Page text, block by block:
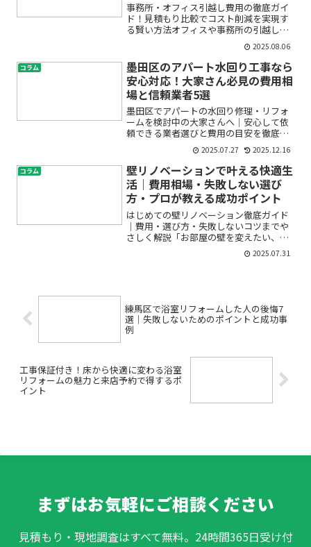
事務所・オフィス引越し費用の徹底ガイ
ド！見積もり比較でコスト削減を実現す
る賢い方法オフィスや事務所の引越しを
考えているけれど、「費用がどのくらい
かかるのかわからない」「業者ごとの見
積もりがバラバラで不安」「コストをで
きるだけ抑えたい」…そん...
2025.08.06
コラム
墨田区のアパート水回り工事なら
安心対応！大家さん必見の費用相
場と信頼業者5選
墨田区でアパートの水回り修理・リフォ
ームを検討中の大家さんへ｜安心して依
頼できる業者選びと費用の目安を徹底解
説アパートを所有・管理していると、キ
ッチンやトイレ、浴室といった水回りの
トラブルや老朽化は避けて通れません。
「いくらかかるの？」「信...
2025.07.27 2025.12.16
コラム
壁リノベーションで叶える快適生
活｜費用相場・失敗しない選び
方・プロが教える成功ポイント
はじめての壁リノベーション徹底ガイド
｜費用・選び方・失敗しないコツまでや
さしく解説「お部屋の壁を変えたい、で
も何から始めればいいの？」「賃貸でも
壁リノベーションはできる？」「DIYと業
2025.07.31
練馬区で浴室リフォームした人の後悔7
選｜失敗しないためのポイントと成功事
例
工事保証付き！床から快適に変わる浴室
リフォームの魅力と来店予約で得するポ
イント
まずはお気軽にご相談ください
見積もり・現地調査はすべて無料。24時間365日受け付